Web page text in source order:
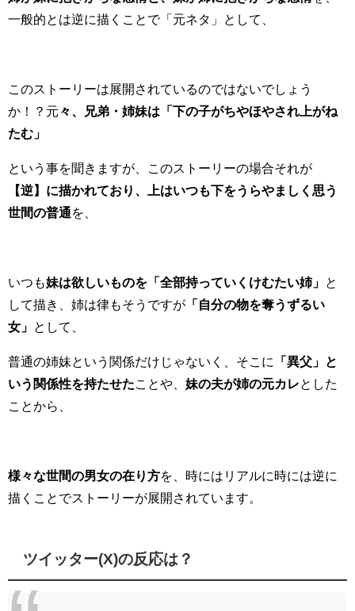
一般的とは逆に描くことで「元ネタ」として、
このストーリーは展開されているのではないでしょう
か！？元 々、兄弟・姉妹は「下の子がちやほやされ上がね
たむ」
という事を聞きますが、このストーリーの場合それが
【逆】に描かれており、上はいつも下をうらやましく思う
世間の普通を、
いつも妹は欲しいものを「全部持っていくけむたい姉」
と
して描き、姉は律もそうですが 「自分の物を奪うずるい
女」
として、
普通の姉妹という関係だけじゃないく、そこに
「異父」と
いう関係性を持たせた ことや、 妹の夫が姉の元カレ とした
ことから、
様々な世間の男女の在り方を、時にはリアルに時には逆に
描くことでストーリーが展開されています。
ツイッター(X)の反応は？